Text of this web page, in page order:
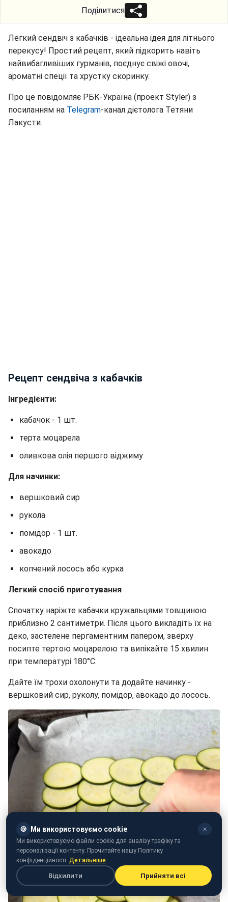
Поділитися
Легкий сендвіч з кабачків - ідеальна ідея для літнього
перекусу! Простий рецепт, який підкорить навіть
найвибагливіших гурманів, поєднує свіжі овочі,
ароматні спеції та хрустку скоринку.
Про це повідомляє РБК-Україна (проект Styler) з
посиланням на Telegram-канал дієтолога Тетяни
Лакусти.
Рецепт сендвіча з кабачків
Інгредієнти:
кабачок - 1 шт.
терта моцарела
оливкова олія першого віджиму
Для начинки:
вершковий сир
рукола
помідор - 1 шт.
авокадо
копчений лосось або курка
Легкий спосіб приготування
Спочатку наріжте кабачки кружальцями товщиною
приблизно 2 сантиметри. Після цього викладіть їх на
деко, застелене пергаментним папером, зверху
посипте тертою моцарелою та випікайте 15 хвилин
при температурі 180°C.
Дайте їм трохи охолонути та додайте начинку -
вершковий сир, руколу, помідор, авокадо до лосось.
🍪 Ми використовуємо cookie ✕
Ми використовуємо файли cookie для аналізу трафіку та
персоналізації контенту. Прочитайте нашу Політику
конфіденційності. Детальніше
Відхилити Прийняти всі